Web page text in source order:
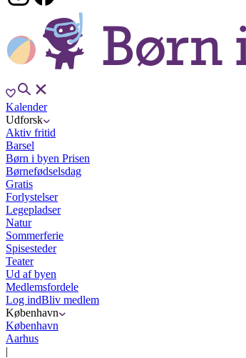
Kalender
Udforsk
Aktiv fritid
Barsel
Børn i byen Prisen
Børnefødselsdag
Gratis
Forlystelser
Legepladser
Natur
Sommerferie
Spisesteder
Teater
Ud af byen
Medlemsfordele
Log indBliv medlem
København
København
Aarhus
|